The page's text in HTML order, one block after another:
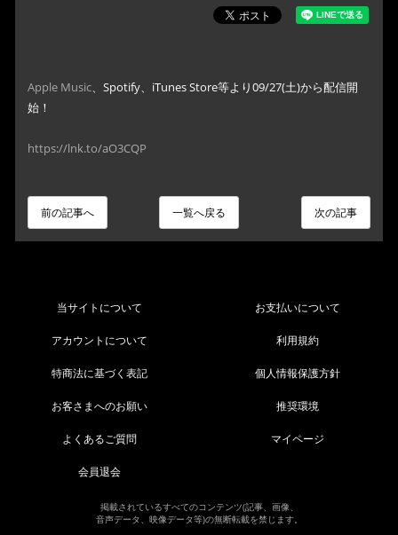
Apple Music、Spotify、iTunes Store等より09/27(土)から配信開
始！
https://lnk.to/aO3CQP
次の記事
一覧へ戻る
前の記事へ
当サイトについて お支払いについて
アカウントについて 利用規約
特商法に基づく表記 個人情報保護方針
お客さまへのお願い 推奨環境
よくあるご質問 マイページ
会員退会
掲載されているすべてのコンテンツ(記事、画像、
音声データ、映像データ等)の無断転載を禁じます。